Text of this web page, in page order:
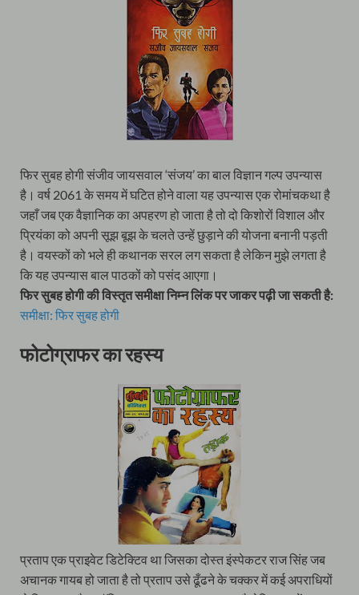
फिर सुबह होगी संजीव जायसवाल ‘संजय’ का बाल विज्ञान गल्प उपन्यास
है। वर्ष 2061 के समय में घटित होने वाला यह उपन्यास एक रोमांचकथा है
जहाँ जब एक वैज्ञानिक का अपहरण हो जाता है तो दो किशोरों विशाल और
प्रियंका को अपनी सूझ बूझ के चलते उन्हें छुड़ाने की योजना बनानी पड़ती
है। वयस्कों को भले ही कथानक सरल लग सकता है लेकिन मुझे लगता है
कि यह उपन्यास बाल पाठकों को पसंद आएगा।
फिर सुबह होगी की विस्तृत समीक्षा निम्न लिंक पर जाकर पढ़ी जा सकती है:
समीक्षा: फिर सुबह होगी
फोटोग्राफर का रहस्य
प्रताप एक प्राइवेट डिटेक्टिव था जिसका दोस्त इंस्पेकटर राज सिंह जब
अचानक गायब हो जाता है तो प्रताप उसे ढूँढने के चक्कर में कई अपराधियों